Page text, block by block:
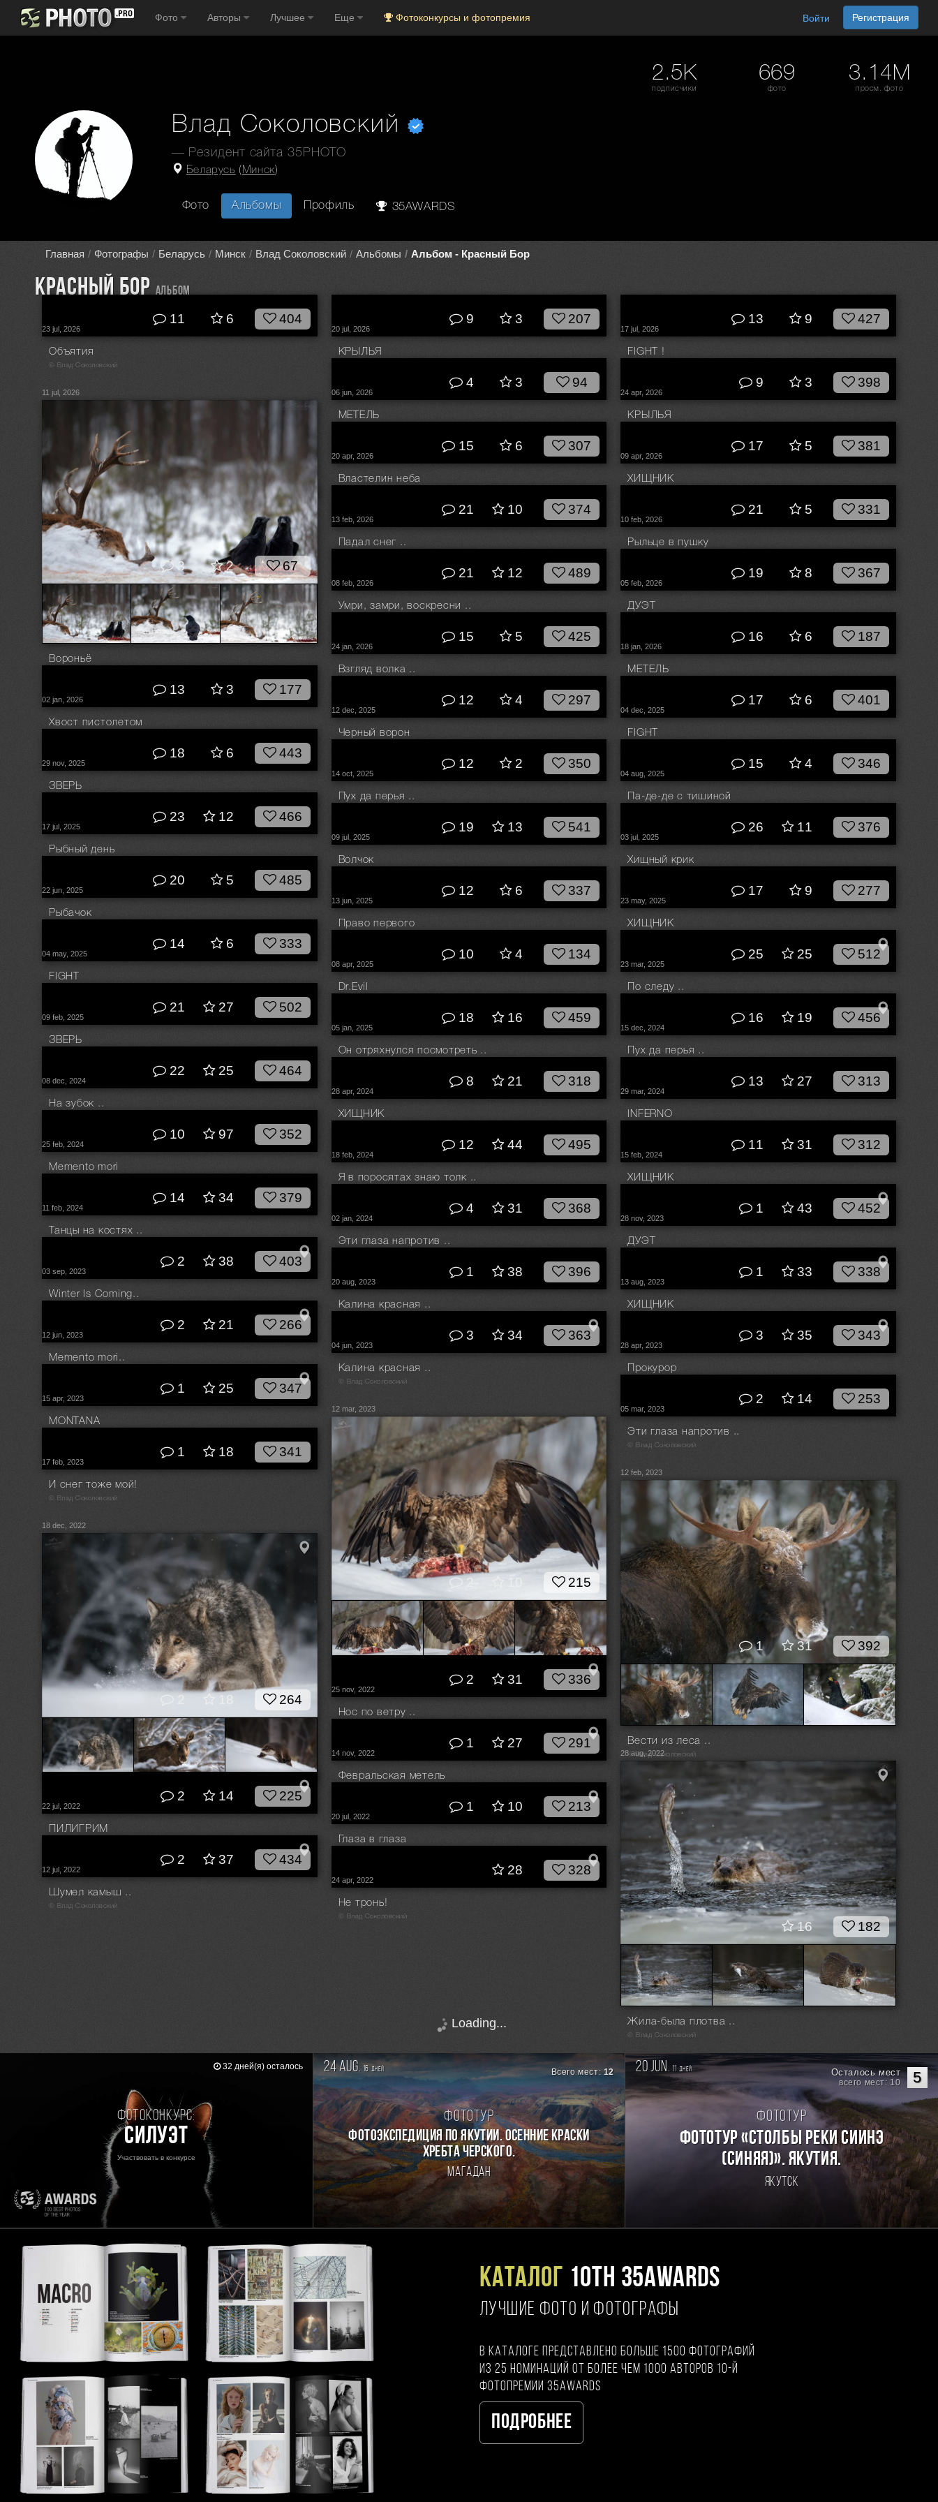
Фото Авторы Лучшее Еще Фотоконкурсы и фотопремия Войти Регистрация
2.5K
подписчики
669
фото
3.14M
просм. фото
Влад Соколовский
— Резидент сайта 35PHOTO
Беларусь ( Минск)
Фото Альбомы Профиль 35AWARDS
Главная Фотографы Беларусь Минск Влад Соколовский Альбомы Альбом - Красный Бор
Красный Боральбом
23 jul, 2026
11 6 404
Объятия
© Влад Соколовский
20 jul, 2026
9 3 207
КРЫЛЬЯ
17 jul, 2026
13 9 427
FIGHT !
11 jul, 2026
3 2 67
Вороньё
06 jun, 2026
4 3 94
МЕТЕЛЬ
24 apr, 2026
9 3 398
КРЫЛЬЯ
20 apr, 2026
15 6 307
Властелин неба
09 apr, 2026
17 5 381
ХИЩНИК
13 feb, 2026
21 10 374
Падал снег ..
10 feb, 2026
21 5 331
Рыльце в пушку
08 feb, 2026
21 12 489
Умри, замри, воскресни ..
05 feb, 2026
19 8 367
ДУЭТ
24 jan, 2026
15 5 425
Взгляд волка ..
18 jan, 2026
16 6 187
МЕТЕЛЬ
02 jan, 2026
13 3 177
Хвост пистолетом
12 dec, 2025
12 4 297
Черный ворон
04 dec, 2025
17 6 401
FIGHT
29 nov, 2025
18 6 443
ЗВЕРЬ
14 oct, 2025
12 2 350
Пух да перья ..
04 aug, 2025
15 4 346
Па-де-де с тишиной
17 jul, 2025
23 12 466
Рыбный день
09 jul, 2025
19 13 541
Волчок
03 jul, 2025
26 11 376
Хищный крик
22 jun, 2025
20 5 485
Рыбачок
13 jun, 2025
12 6 337
Право первого
23 may, 2025
17 9 277
ХИЩНИК
04 may, 2025
14 6 333
FIGHT
08 apr, 2025
10 4 134
Dr.Evil
23 mar, 2025
25 25 512
По следу ..
09 feb, 2025
21 27 502
ЗВЕРЬ
05 jan, 2025
18 16 459
Он отряхнулся посмотреть ..
15 dec, 2024
16 19 456
Пух да перья ..
08 dec, 2024
22 25 464
На зубок ..
28 apr, 2024
8 21 318
ХИЩНИК
29 mar, 2024
13 27 313
INFERNO
25 feb, 2024
10 97 352
Memento mori
18 feb, 2024
12 44 495
Я в поросятах знаю толк ..
15 feb, 2024
11 31 312
ХИЩНИК
11 feb, 2024
14 34 379
Танцы на костях ..
02 jan, 2024
4 31 368
Эти глаза напротив ..
28 nov, 2023
1 43 452
ДУЭТ
03 sep, 2023
2 38 403
Winter Is Coming..
20 aug, 2023
1 38 396
Калина красная ..
13 aug, 2023
1 33 338
ХИЩНИК
12 jun, 2023
2 21 266
Memento mori..
04 jun, 2023
3 34 363
Калина красная ..
© Влад Соколовский
28 apr, 2023
3 35 343
Прокурор
15 apr, 2023
1 25 347
MONTANA
12 mar, 2023
2 215
© Влад Соколовский
05 mar, 2023
2 14 253
Эти глаза напротив ..
© Влад Соколовский
17 feb, 2023
1 18 341
И снег тоже мой!
© Влад Соколовский
12 feb, 2023
1 31 392
Вести из леса ..
© Влад Соколовский
18 dec, 2022
2 18 264
Красноборские сюжеты
© Влад Соколовский
25 nov, 2022
2 31 336
Нос по ветру ..
14 nov, 2022
1 27 291
Февральская метель
28 aug, 2022
16 182
Жила-была плотва ..
© Влад Соколовский
22 jul, 2022
2 14 225
ПИЛИГРИМ
20 jul, 2022
1 10 213
Глаза в глаза
12 jul, 2022
2 37 434
Шумел камыш ..
© Влад Соколовский
24 apr, 2022
28 328
Не тронь!
© Влад Соколовский
Loading...
Фотоконкурс:
Силуэт
Участвовать в конкурсе
32 дней(я) осталось 24 aug. 16 дней Всего мест: 12
Фототур
ФОТОЭКСПЕДИЦИЯ ПО ЯКУТИИ. ОСЕННИЕ КРАСКИ
ХРЕБТА ЧЕРСКОГО.
Магадан
20 jun. 11 дней 5
Осталось мест
всего мест: 10
Фототур
Фототур «Столбы реки Сиинэ
(Синяя)». Якутия.
Якутск
Каталог 10TH 35AWARDS
ЛУЧШИЕ ФОТО И ФОТОГРАФЫ
В каталоге представлено больше 1500 фотографий
из 25 номинаций от более чем 1000 авторов 10-й
фотопремии 35AWARDS
Подробнее